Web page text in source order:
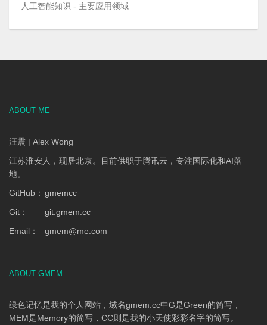
人工智能知识 - 主要应用领域
ABOUT ME
汪震 | Alex Wong
江苏淮安人，现居北京。目前供职于腾讯云，专注国际化和AI落
地。
GitHub： gmemcc
Git：
git.gmem.cc
Email：
gmem@me.com
ABOUT GMEM
绿色记忆是我的个人网站，域名gmem.cc中G是Green的简写，
MEM是Memory的简写，CC则是我的小天使彩彩名字的简写。